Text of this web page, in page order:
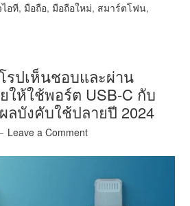
อที, มือถือ, มือถือใหม่, สมาร์ตโฟน,
รปเห็นชอบและผ่าน
ให้ใช้พอร์ต USB-C กับ
บังคับใช้ปลายปี 2024
Leave a Comment